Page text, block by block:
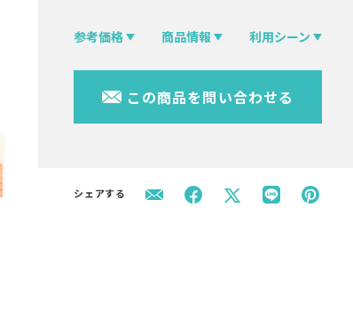
参考価格 商品情報 利用シーン
この商品を問い合わせる
シェアする